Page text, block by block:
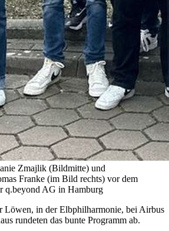
Zmajlik (Bildmitte) und
Franke (im Bild rechts) vor dem
q.beyond AG in Hamburg
Löwen, in der Elbphilharmonie, bei Airbus
rundeten das bunte Programm ab.